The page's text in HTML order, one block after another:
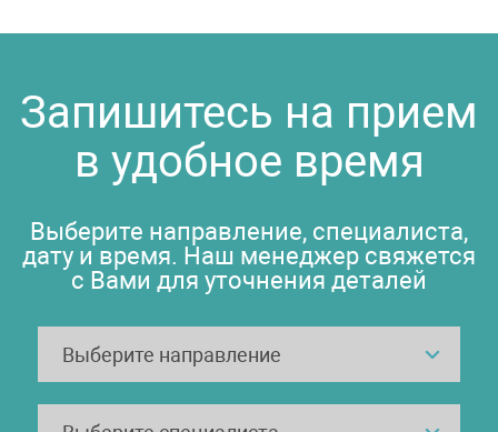
Запишитесь на прием
в удобное время
Выберите направление, специалиста,
дату и время. Наш менеджер свяжется
с Вами для уточнения деталей